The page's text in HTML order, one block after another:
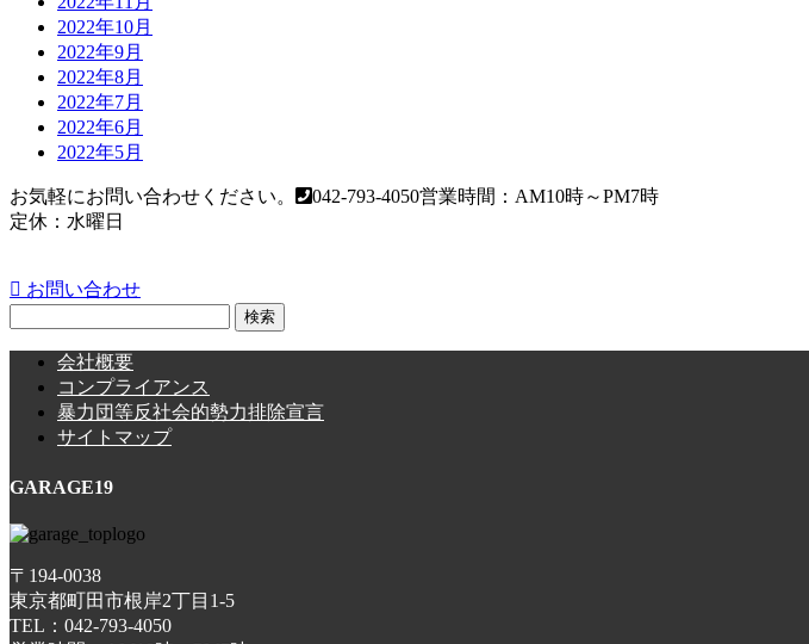
2022年10月
2022年9月
2022年8月
2022年7月
2022年6月
2022年5月
お気軽にお問い合わせください。 042-793-4050営業時間：AM10時～PM7時
定休：水曜日
お問い合わせ
会社概要
コンプライアンス
暴力団等反社会的勢力排除宣言
サイトマップ
GARAGE19
〒194-0038
東京都町田市根岸2丁目1-5
TEL：042-793-4050